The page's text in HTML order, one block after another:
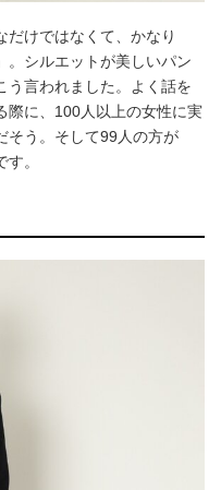
だけではなくて、かなり
。シルエットが美しいパン
う言われました。よく話を
際に、100人以上の女性に実
そう。そして99人の方が
。